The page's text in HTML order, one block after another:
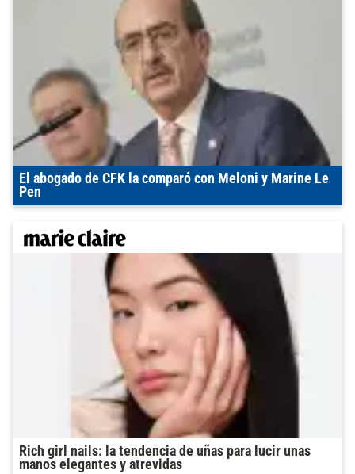
El abogado de CFK la comparó con Meloni y Marine Le
Pen
Rich girl nails: la tendencia de uñas para lucir unas
manos elegantes y atrevidas